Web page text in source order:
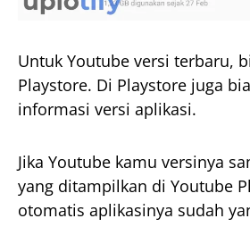
Untuk Youtube versi terbaru,
Playstore. Di Playstore juga
informasi versi aplikasi.
Jika Youtube kamu versinya
yang ditampilkan di Youtube
otomatis aplikasinya sudah